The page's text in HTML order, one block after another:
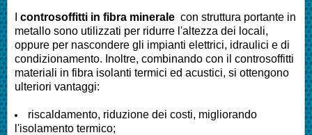
controsoffitti in fibra minerale con struttura portante in
metallo sono utilizzati per ridurre l'altezza dei locali,
oppure per nascondere gli impianti elettrici, idraulici e di
condizionamento. Inoltre, combinando con il controsoffitti
materiali in fibra isolanti termici ed acustici, si ottengono
ulteriori vantaggi:
riscaldamento, riduzione dei costi, migliorando
l'isolamento termico;